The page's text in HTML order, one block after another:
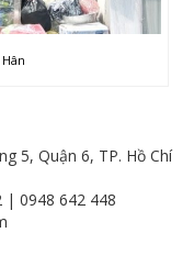
5, Quận 6, TP. Hồ Chí
| 0948 642 448